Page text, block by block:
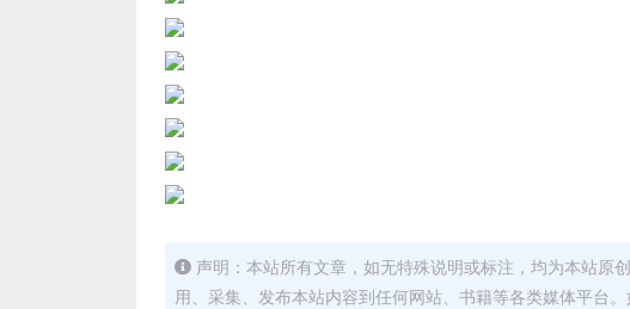
声明：本站所有文章，如无特殊说明或标注，均为本站原
用、采集、发布本站内容到任何网站、书籍等各类媒体平台